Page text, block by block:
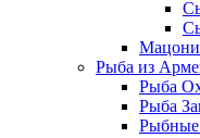
Рыба из
Рыба
Рыба
Рыбные